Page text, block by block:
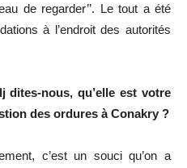
de regarder’’. Le tout a été
à l’endroit des autorités
dites-nous, qu’elle est votre
des ordures à Conakry ?
c’est un souci qu’on a